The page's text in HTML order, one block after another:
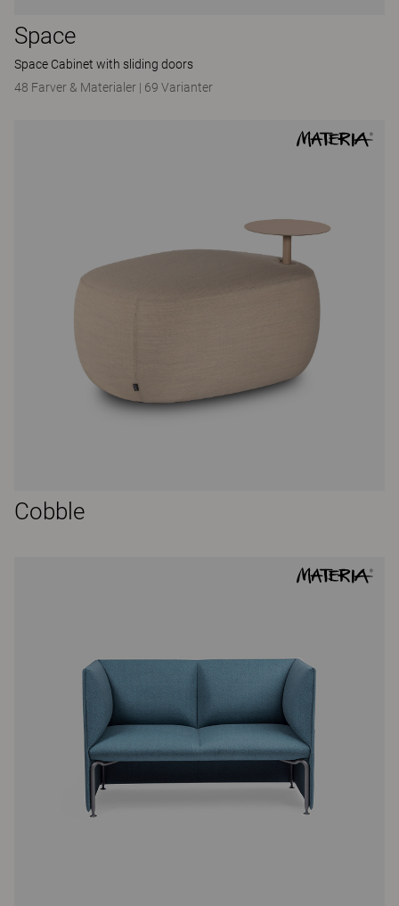
Space
Space Cabinet with sliding doors
48 Farver & Materialer | 69 Varianter
Cobble